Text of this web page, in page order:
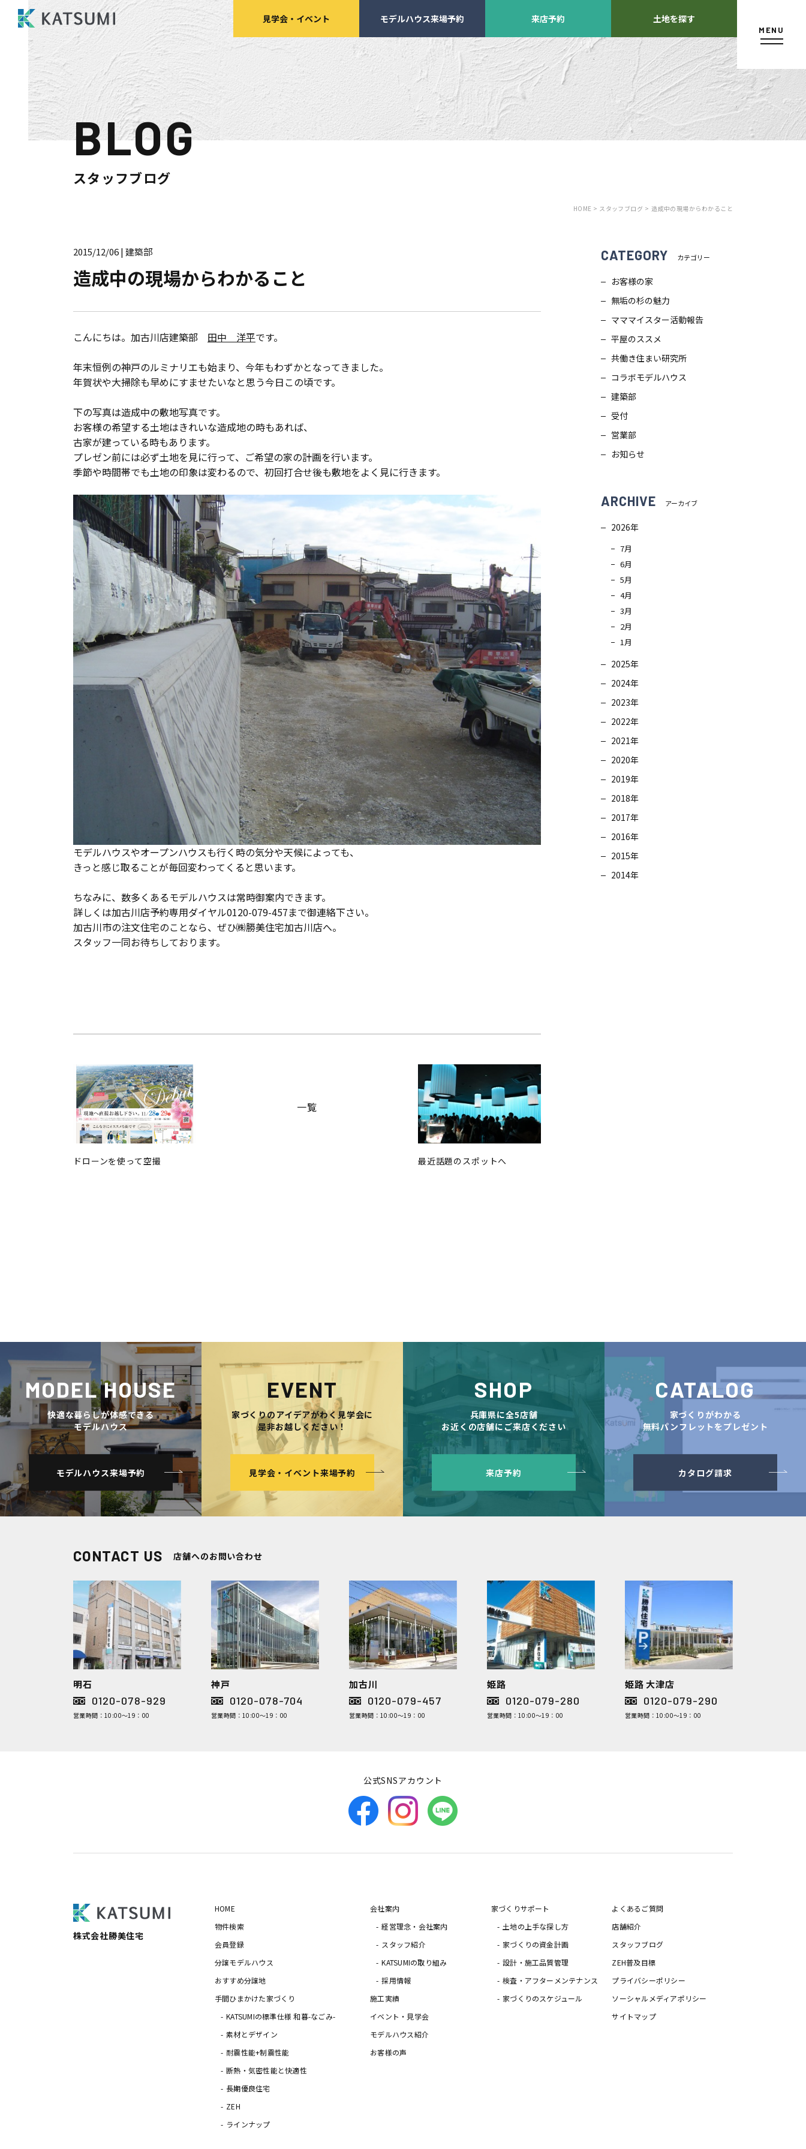
モデルハウス来場予約
物件検索
会員登録
手間ひまかけた家づくり
KATSUMIの標準仕様 和暮-なごみ-
素材とデザイン
断熱・気密性能と快適性
長期優良住宅
ZEH
ラインナップ
モデルハウス紹介
経営理念・
KATSUMIの取り組み
よくあるご質問
店舗紹介
スタッフブログ
ZEH普及目標
ソーシャルメディアポリシー
サイトマップ
見学会 ・ イベント モデルハウス来場予約 来店予約 土地を探す
MENU
BLOG
スタッフブログ
HOME > スタッフブログ > 造成中の現場からわかること
2015/12/06| 建築部
造成中の現場からわかること
こんにちは。加古川店建築部 田中 洋平です。
年末恒例の神戸のルミナリエも始まり、今年もわずかとなってきました。
年賀状や大掃除も早めにすませたいなと思う今日この頃です。
下の写真は造成中の敷地写真です。
お客様の希望する土地はきれいな造成地の時もあれば、
古家が建っている時もあります。
プレゼン前には必ず土地を見に行って、ご希望の家の計画を行います。
季節や時間帯でも土地の印象は変わるので、初回打合せ後も敷地をよく見に行きます。
モデルハウスやオープンハウスも行く時の気分や天候によっても、
きっと感じ取ることが毎回変わってくると思います。
ちなみに、数多くあるモデルハウスは常時御案内できます。
詳しくは加古川店予約専用ダイヤル0120-079-457まで御連絡下さい。
加古川市の注文住宅のことなら、ぜひ㈱勝美住宅加古川店へ。
スタッフ一同お待ちしております。
ドローンを使って空撮
一覧
最近話題のスポットへ
CATEGORY カテゴリー
お客様の家
無垢の杉の魅力
マママイスター活動報告
平屋のススメ
共働き住まい研究所
コラボモデルハウス
建築部
受付
営業部
お知らせ
ARCHIVE アーカイブ
2026年
7月
6月
5月
4月
3月
2月
1月
2025年
2024年
2023年
2022年
2021年
2020年
2019年
2018年
2017年
2016年
2015年
2014年
MODEL HOUSE
快適な暮らしが体感できる
モデルハウス
モデルハウス来場予約
EVENT
家づくりのアイデアがわく見学会に
是非お越しください！
見学会・イベント来場予約
SHOP
兵庫県に全5店舗
お近くの店舗にご来店ください
来店予約
CATALOG
家づくりがわかる
無料パンフレットをプレゼント
カタログ請求
CONTACT US 店舗へのお問い合わせ
明石
0120-078-929
営業時間：10:00～19：00
神戸
0120-078-704
営業時間：10:00～19：00
加古川
0120-079-457
営業時間：10:00～19：00
姫路
0120-079-280
営業時間：10:00～19：00
姫路 大津店
0120-079-290
営業時間：10:00～19：00
公式SNSアカウント
株式会社勝美住宅
HOME
物件検索
会員登録
分譲モデルハウス
おすすめ分譲地
手間ひまかけた家づくり
KATSUMIの標準仕様 和暮-なごみ-
素材とデザイン
耐震性能+制震性能
断熱・気密性能と快適性
長期優良住宅
ZEH
ラインナップ
会社案内
経営理念・会社案内
スタッフ紹介
KATSUMIの取り組み
採用情報
施工実績
イベント・見学会
モデルハウス紹介
お客様の声
家づくりサポート
土地の上手な探し方
家づくりの資金計画
設計・施工品質管理
検査・アフターメンテナンス
家づくりのスケジュール
よくあるご質問
店舗紹介
スタッフブログ
ZEH普及目標
プライバシーポリシー
ソーシャルメディアポリシー
サイトマップ